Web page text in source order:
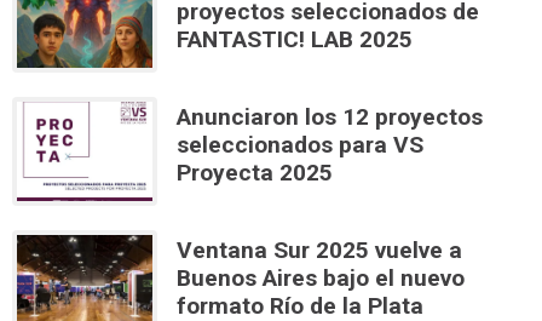
proyectos seleccionados de
FANTASTIC! LAB 2025
Anunciaron los 12 proyectos
seleccionados para VS
Proyecta 2025
Ventana Sur 2025 vuelve a
Buenos Aires bajo el nuevo
formato Río de la Plata